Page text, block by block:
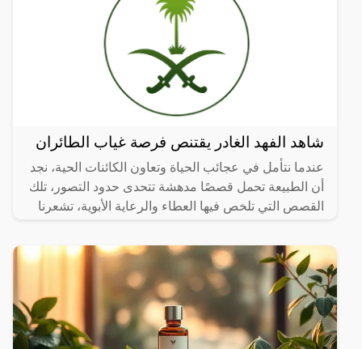
شاهد الفهد الغادر يقتنص فرصة غياب الطائران
عندما نتأمل في عجائب الحياة وتعاون الكائنات الحية، نجد
أن الطبيعة تحمل قصصًا مدهشة تتحدى حدود التصور، تلك
القصص التي تلخص فيها العطاء والرعاية الأبوية، تشعرنا